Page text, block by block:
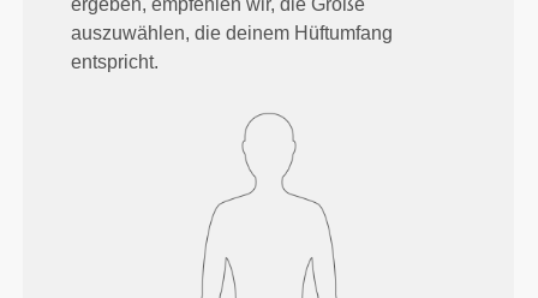
auszuwählen, die deinem Hüftumfang
entspricht.